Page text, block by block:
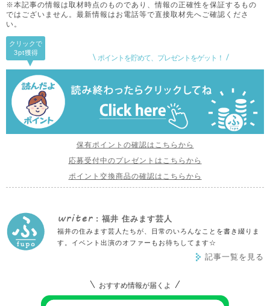
※本記事の情報は取材時点のものであり、情報の正確性を保証するもの
ではございません。 最新情報はお電話等で直接取材先へご確認くださ
い。
ポイントを貯めて、プレゼントをゲット！
クリックで
3pt獲得
保有ポイントの確認はこちらから
応募受付中のプレゼントはこちらから
ポイント交換商品の確認はこちらから
writer : 福井 住みます芸人
福井の住みます芸人たちが、日常のいろんなことを書き綴りま
す。イベント出演のオファーもお待ちしてます☆
記事一覧を見る
おすすめ情報が届くよ